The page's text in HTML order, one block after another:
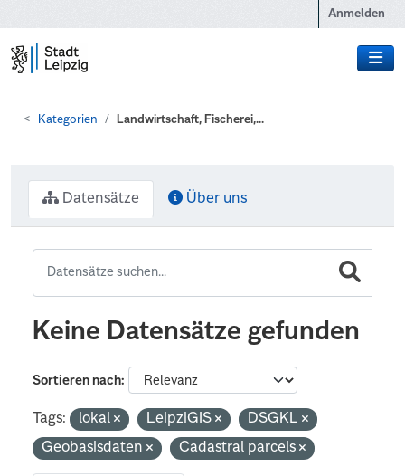
Anmelden
Kategorien Landwirtschaft, Fischerei,...
Datensätze Über uns
Keine Datensätze gefunden
Sortieren nach
Tags: lokal LeipziGIS
DSGKL
Geobasisdaten
Cadastral parcels